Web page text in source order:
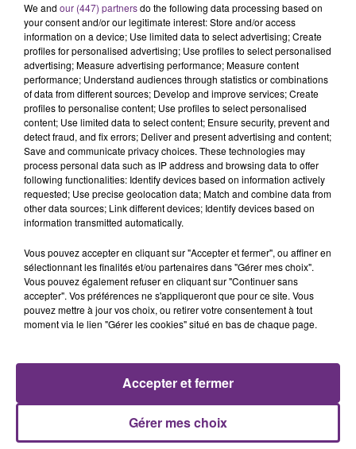
7 août 2026
LA CENTRALE NUCLÉAIRE DE CHOOZ
TOUJOURS À L'ARRÊT
Cela fait déjà une semaine que la centrale
nucléaire ardennaise est à l'arrêt. Une situation
justifiée par la sécheresse intense qui est toujours
présente.
7 août 2026
LE MAGASIN JOUÉCLUB DE REIMS FERME
SES PORTES
C'était l'une des institutions du centre-ville
TITRES DIFFUSÉS
We and our (447) partnersdo the following data processing based on
your consent and/or our legitimate interest: Store and/or access
information on a device; Use limited data to select advertising; Create
profiles for personalised advertising; Use profiles to select personalised
advertising; Measure advertising performance; Measure content
performance; Understand audiences through statistics or combinations
of data from different sources; Develop and improve services; Create
profiles to personalise content; Use profiles to select personalised
content; Use limited data to select content; Ensure security, prevent and
detect fraud, and fix errors; Deliver and present advertising and content;
Save and communicate privacy choices. These technologies may
process personal data such as IP address and browsing data to offer
following functionalities: Identify devices based on information actively
requested; Use precise geolocation data; Match and combine data from
other data sources; Link different devices; Identify devices based on
information transmitted automatically.
Vous pouvez accepter en cliquant sur "Accepter et fermer", ou affiner en
sélectionnant les finalités et/ou partenaires dans "Gérer mes choix".
Vous pouvez également refuser en cliquant sur "Continuer sans
accepter". Vos préférences ne s'appliqueront que pour ce site. Vous
pouvez mettre à jour vos choix, ou retirer votre consentement à tout
moment via le lien "Gérer les cookies" situé en bas de chaque page.
Gérer mes choix
Accepter et fermer